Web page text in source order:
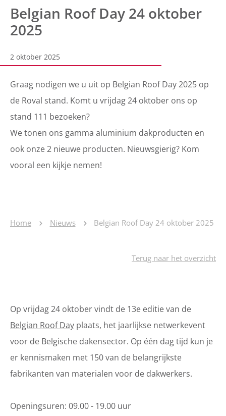
Belgian Roof Day 24 oktober
2025
2 oktober 2025
Graag nodigen we u uit op Belgian Roof Day 2025 op
de Roval stand. Komt u vrijdag 24 oktober ons op
stand 111 bezoeken?
We tonen ons gamma aluminium dakproducten en
ook onze 2 nieuwe producten. Nieuwsgierig? Kom
vooral een kijkje nemen!
Home Nieuws Belgian Roof Day 24 oktober 2025
Terug naar het overzicht
Op vrijdag 24 oktober vindt de 13e editie van de
Belgian Roof Day plaats, het jaarlijkse netwerkevent
voor de Belgische dakensector. Op één dag tijd kun je
er kennismaken met 150 van de belangrijkste
fabrikanten van materialen voor de dakwerkers.
Openingsuren: 09.00 - 19.00 uur